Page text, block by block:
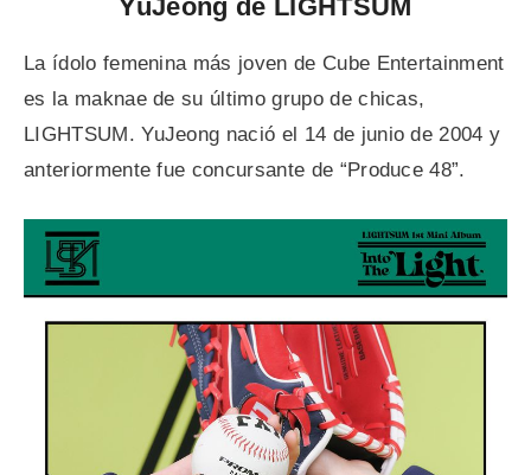
YuJeong de LIGHTSUM
La ídolo femenina más joven de Cube Entertainment
es la maknae de su último grupo de chicas,
LIGHTSUM. YuJeong nació el 14 de junio de 2004 y
anteriormente fue concursante de “Produce 48”.